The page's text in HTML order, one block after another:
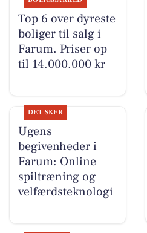
Top 6 over dyreste
boliger til salg i
Farum. Priser op
til 14.000.000 kr
DET SKER
Ugens
begivenheder i
Farum: Online
spiltræning og
velfærdsteknologi